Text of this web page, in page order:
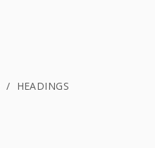
/ HEADINGS